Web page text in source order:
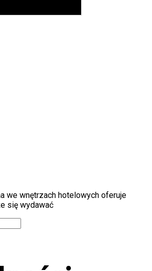
we wnętrzach hotelowych oferuje
się wydawać